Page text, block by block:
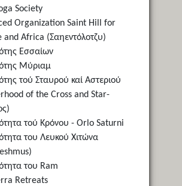
Society
Organization Saint Hill for
and Africa (Σαηεντόλοτζυ)
Εσσαίων
Μύριαμ
τού Σταυρού καί Αστεριού
of the Cross and Star-
τού Κρόνου - Orlo Saturni
του Λευκού Χιτώνα
του Ram
Retreats